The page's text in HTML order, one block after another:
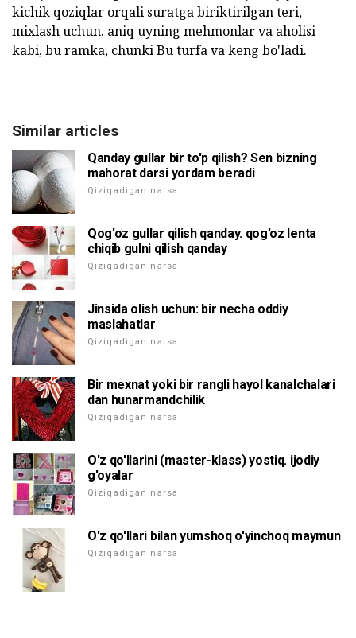
kichik qoziqlar orqali suratga biriktirilgan teri,
mixlash uchun. aniq uyning mehmonlar va aholisi
kabi, bu ramka, chunki Bu turfa va keng bo'ladi.
Similar articles
Qanday gullar bir to'p qilish? Sen bizning
mahorat darsi yordam beradi
Qiziqadigan narsa
Qog'oz gullar qilish qanday. qog'oz lenta
chiqib gulni qilish qanday
Qiziqadigan narsa
Jinsida olish uchun: bir necha oddiy
maslahatlar
Qiziqadigan narsa
Bir mexnat yoki bir rangli hayol kanalchalari
dan hunarmandchilik
Qiziqadigan narsa
O'z qo'llarini (master-klass) yostiq. ijodiy
g'oyalar
Qiziqadigan narsa
O'z qo'llari bilan yumshoq o'yinchoq maymun
Qiziqadigan narsa